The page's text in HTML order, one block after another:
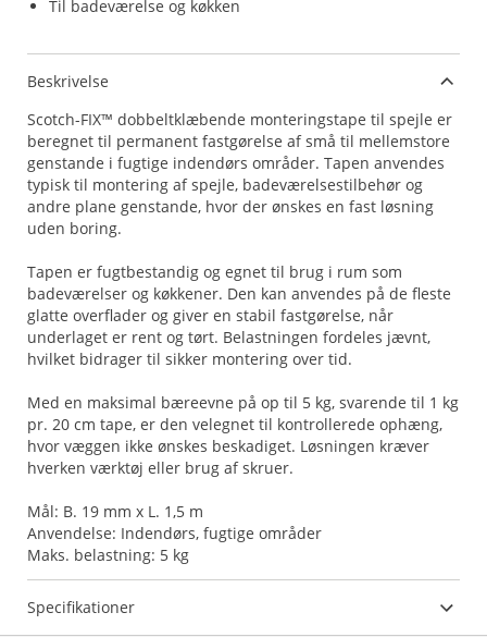
Til badeværelse og køkken
Beskrivelse
Scotch-FIX™ dobbeltklæbende monteringstape til spejle er
beregnet til permanent fastgørelse af små til mellemstore
genstande i fugtige indendørs områder. Tapen anvendes
typisk til montering af spejle, badeværelsestilbehør og
andre plane genstande, hvor der ønskes en fast løsning
uden boring.
Tapen er fugtbestandig og egnet til brug i rum som
badeværelser og køkkener. Den kan anvendes på de fleste
glatte overflader og giver en stabil fastgørelse, når
underlaget er rent og tørt. Belastningen fordeles jævnt,
hvilket bidrager til sikker montering over tid.
Med en maksimal bæreevne på op til 5 kg, svarende til 1 kg
pr. 20 cm tape, er den velegnet til kontrollerede ophæng,
hvor væggen ikke ønskes beskadiget. Løsningen kræver
hverken værktøj eller brug af skruer.
Mål: B. 19 mm x L. 1,5 m
Anvendelse: Indendørs, fugtige områder
Maks. belastning: 5 kg
Specifikationer